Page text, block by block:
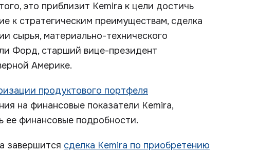
это приблизит Kemira к цели достичь
к стратегическим преимуществам, сделка
сырья, материально-технического
Форд, старший вице-президент
Америке.
продуктового портфеля
на финансовые показатели Kemira,
ее финансовые подробности.
завершится сделка Kemira по приобретению